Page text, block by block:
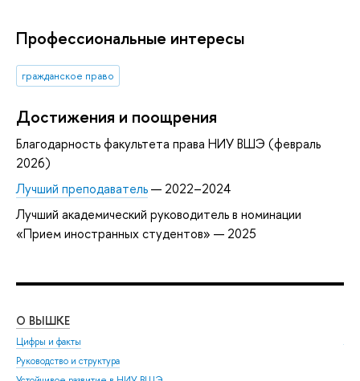
Профессиональные интересы
гражданское право
Достижения и поощрения
Благодарность факультета права НИУ ВШЭ (февраль
2026)
Лучший преподаватель— 2022–2024
Лучший академический руководитель в номинации
«Прием иностранных студентов» — 2025
О ВЫШКЕ
Цифры и факты
Руководство и структура